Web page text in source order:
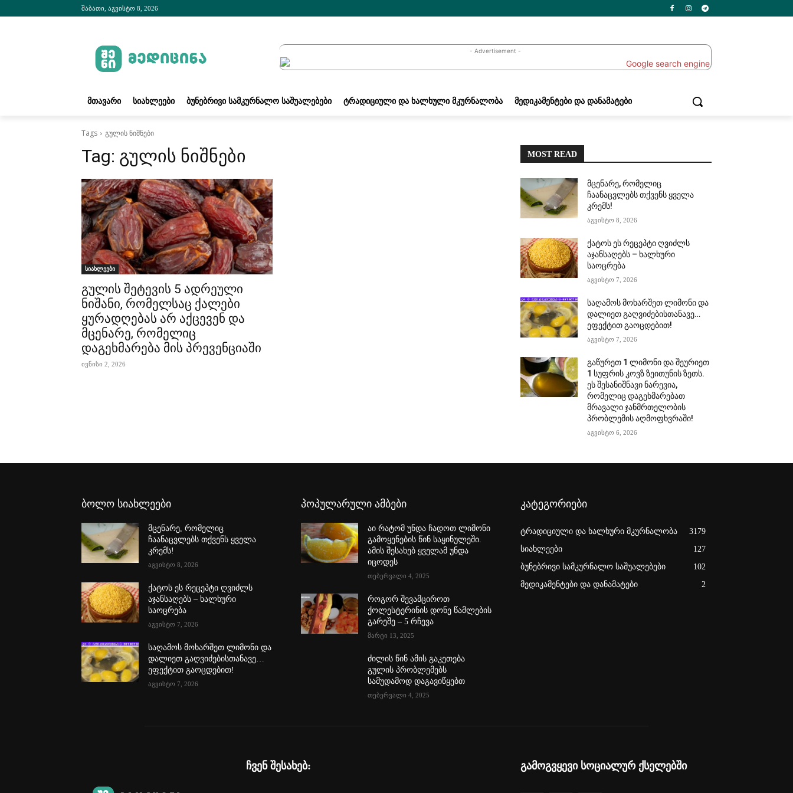
შაბათი, აგვისტო 8, 2026
- Advertisement -
ᲛᲗᲐᲕᲐᲠᲘ ᲡᲘᲐᲮᲚᲔᲔᲑᲘ ᲑᲣᲜᲔᲑᲠᲘᲕᲘ ᲡᲐᲛᲙᲣᲠᲜᲐᲚᲝ ᲡᲐᲨᲣᲐᲚᲔᲑᲔᲑᲘ ᲢᲠᲐᲓᲘᲪᲘᲣᲚᲘ ᲓᲐ ᲮᲐᲚᲮᲣᲚᲘ ᲛᲙᲣᲠᲜᲐᲚᲝᲑᲐ ᲛᲔᲓᲘᲙᲐᲛᲔᲜᲢᲔᲑᲘ ᲓᲐ ᲓᲐᲜᲐᲛᲐᲢᲔᲑᲘ
Tags გულის ნიშნები
Tag: გულის ნიშნები
სიახლეები
გულის შეტევის 5 ადრეული
ნიშანი, რომელსაც ქალები
ყურადღებას არ აქცევენ და
მცენარე, რომელიც
დაგეხმარება მის პრევენციაში
ივნისი 2, 2026
MOST READ
მცენარე, რომელიც
ჩაანაცვლებს თქვენს ყველა
კრემს!
აგვისტო 8, 2026
ქატოს ეს რეცეპტი ღვიძლს
აჯანსაღებს – ხალხური
საოცრება
აგვისტო 7, 2026
საღამოს მოხარშეთ ლიმონი და
დალიეთ გაღვიძებისთანავე…
ეფექტით გაოცდებით!
აგვისტო 7, 2026
გაწურეთ 1 ლიმონი და შეურიეთ
1 სუფრის კოვზ ზეითუნის ზეთს.
ეს შესანიშნავი ნარევია,
რომელიც დაგეხმარებათ
მრავალი ჯანმრთელობის
პრობლემის აღმოფხვრაში!
აგვისტო 6, 2026
ბოლო სიახლეები
მცენარე, რომელიც
ჩაანაცვლებს თქვენს ყველა
კრემს!
აგვისტო 8, 2026
ქატოს ეს რეცეპტი ღვიძლს
აჯანსაღებს – ხალხური
საოცრება
აგვისტო 7, 2026
საღამოს მოხარშეთ ლიმონი და
დალიეთ გაღვიძებისთანავე…
ეფექტით გაოცდებით!
აგვისტო 7, 2026
პოპულარული ამბები
აი რატომ უნდა ჩადოთ ლიმონი
გამოყენების წინ საყინულეში.
ამის შესახებ ყველამ უნდა
იცოდეს
თებერვალი 4, 2025
როგორ შევამციროთ
ქოლესტერინის დონე წამლების
გარეშე – 5 რჩევა
მარტი 13, 2025
ძილის წინ ამის გაკეთება
გულის პრობლემებს
სამუდამოდ დაგავიწყებთ
თებერვალი 4, 2025
კატეგორიები
ტრადიციული და ხალხური მკურნალობა
3179
სიახლეები
127
ბუნებრივი სამკურნალო საშუალებები
102
მედიკამენტები და დანამატები
2
ჩვენ შესახებ: გამოგვყევი სოციალურ ქსელებში